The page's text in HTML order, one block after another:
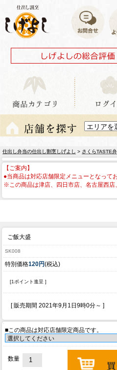
仕出し弁当の仕出し割烹しげよし > さくらTASTE
【ご案内】
●当商品は対応店舗限定メニューとなって
※この商品は津店、四日市店、名古屋西店
ご飯大盛
SK008
特別価格120円(税込)
[1ポイント進呈 ]
[ 販売期間 2021年9月1日9時0分～ ]
■この商品は対応店舗限定商品です。
数量